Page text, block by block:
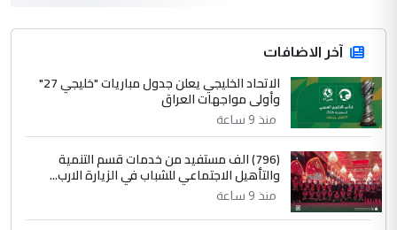
جنسية الرافد الثالث للعراق ومن اصول عريقة
ابا فرات ...
الموضوع :
الجواهري يرد على صدام حسين سل
مضجعيك يابن الزنا (نص كامل)
سردار
التعليق : واحد من عصابة علي ماما يسقط
جنسية الرافد الثالث للعراق ومن اصول عريقة
ابا فرات ...
آخر الاضافات
الاتحاد الخليجي يعلن جدول مباريات "خليجي 27"
وأولى مواجهات العراق
منذ 9 ساعة
(796) الف مستفيد من خدمات قسم التنمية
والتأهيل الاجتماعي للشباب في الزيارة الارب...
منذ 9 ساعة